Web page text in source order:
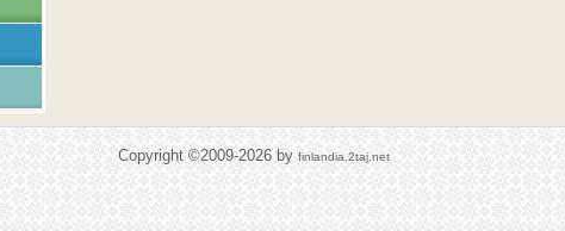
Copyright ©2009-2026 byfinlandia.2taj.net